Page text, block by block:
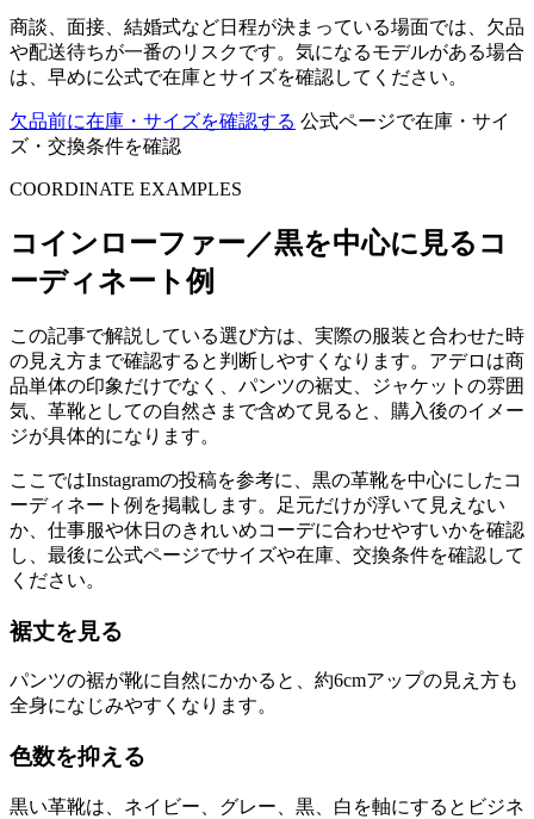
商談、面接、結婚式など日程が決まっている場面では、欠品
や配送待ちが一番のリスクです。気になるモデルがある場合
は、早めに公式で在庫とサイズを確認してください。
欠品前に在庫・サイズを確認する 公式ページで在庫・サイ
ズ・交換条件を確認
COORDINATE EXAMPLES
コインローファー／黒を中心に見るコ
ーディネート例
この記事で解説している選び方は、実際の服装と合わせた時
の見え方まで確認すると判断しやすくなります。アデロは商
品単体の印象だけでなく、パンツの裾丈、ジャケットの雰囲
気、革靴としての自然さまで含めて見ると、購入後のイメー
ジが具体的になります。
ここではInstagramの投稿を参考に、黒の革靴を中心にしたコ
ーディネート例を掲載します。足元だけが浮いて見えない
か、仕事服や休日のきれいめコーデに合わせやすいかを確認
し、最後に公式ページでサイズや在庫、交換条件を確認して
ください。
裾丈を見る
パンツの裾が靴に自然にかかると、約6cmアップの見え方も
全身になじみやすくなります。
色数を抑える
黒い革靴は、ネイビー、グレー、黒、白を軸にするとビジネ